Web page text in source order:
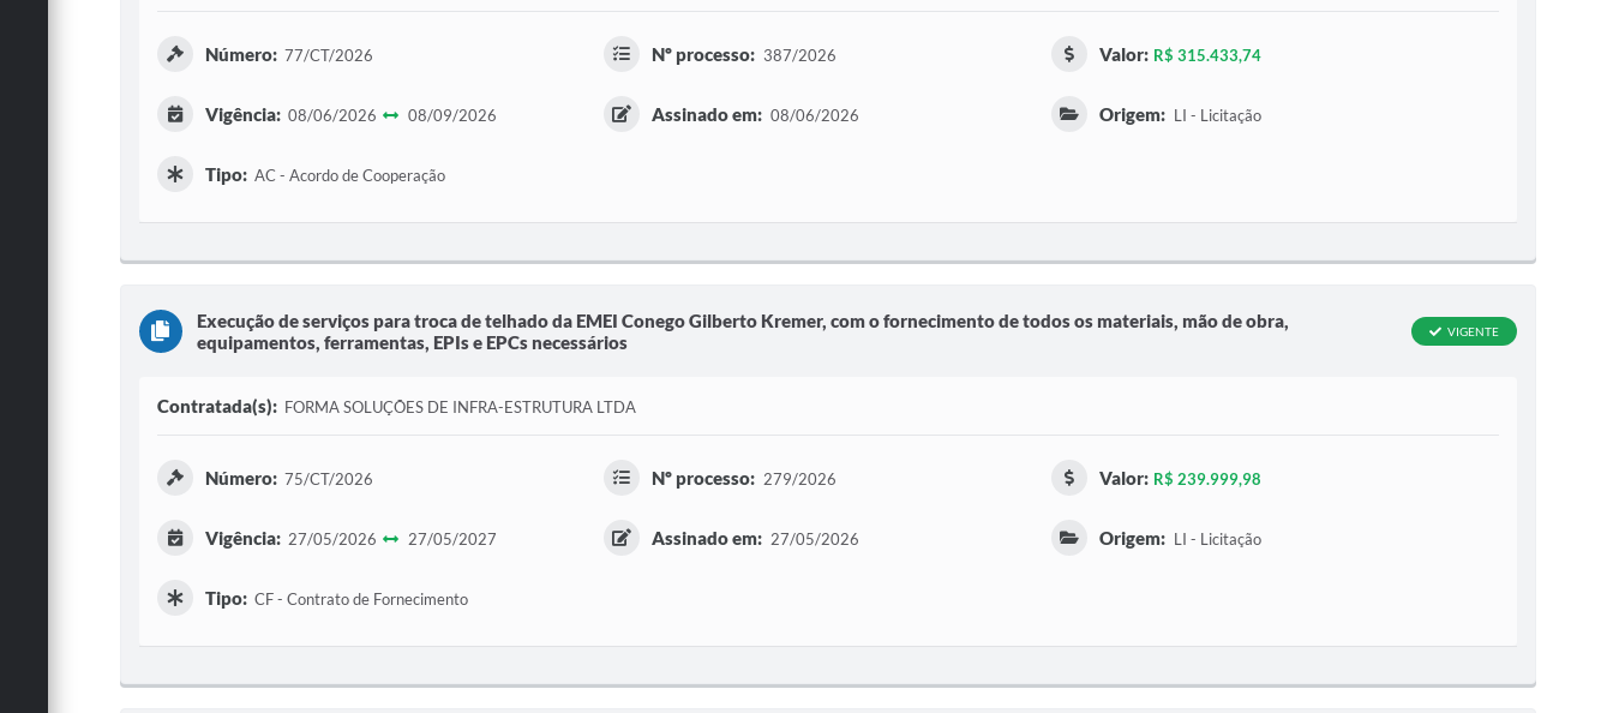
Número: 77/CT/2026 Nº processo: 387/2026 Valor: R$ 315.433,74
Vigência: 08/06/2026 08/09/2026 Assinado em: 08/06/2026 Origem: LI - Licitação
Tipo: AC - Acordo de Cooperação
Execução de serviços para troca de telhado da EMEI Conego Gilberto Kremer, com o fornecimento de todos os materiais, mão de obra,
equipamentos, ferramentas, EPIs e EPCs necessários
VIGENTE
Contratada(s): FORMA SOLUÇÕES DE INFRA-ESTRUTURA LTDA
Número: 75/CT/2026 Nº processo: 279/2026 Valor: R$ 239.999,98
Vigência: 27/05/2026 27/05/2027 Assinado em: 27/05/2026 Origem: LI - Licitação
Tipo: CF - Contrato de Fornecimento